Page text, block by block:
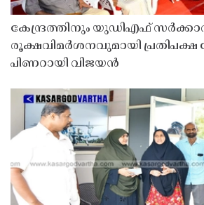
കേന്ദ്രത്തിനും യുഡിഎഫ്
രൂക്ഷവിമർശനവുമായി
പിണറായി വിജയൻ